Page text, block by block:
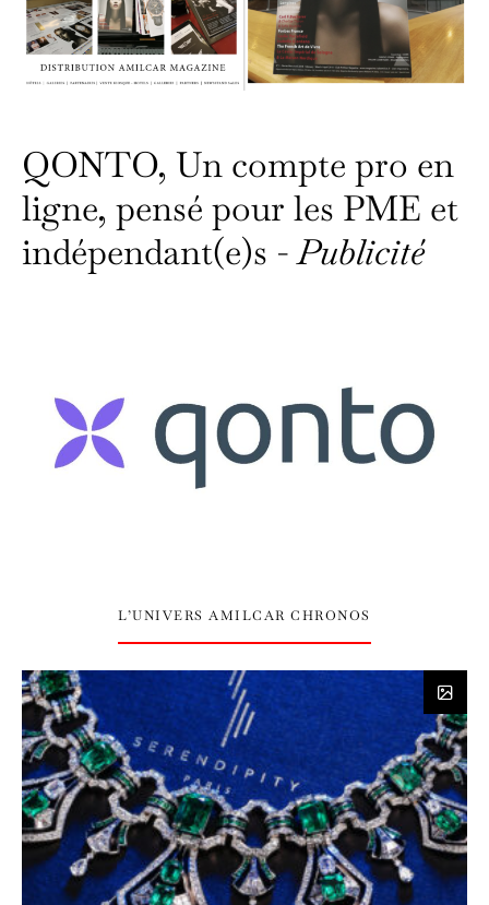
QONTO, Un compte pro en
ligne, pensé pour les PME et
indépendant(e)s -Publicité
L’UNIVERS AMILCAR CHRONOS